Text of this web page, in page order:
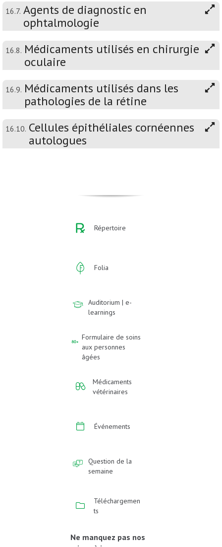
16.7. Agents de diagnostic en
ophtalmologie
16.8. Médicaments utilisés en chirurgie
oculaire
16.9. Médicaments utilisés dans les
pathologies de la rétine
16.10. Cellules épithéliales cornéennes
autologues
Répertoire
Folia
Auditorium | e-
learnings
Formulaire de soins
aux personnes
âgées
Médicaments
vétérinaires
Événements
Question de la
semaine
Téléchargemen
ts
Ne manquez pas nos